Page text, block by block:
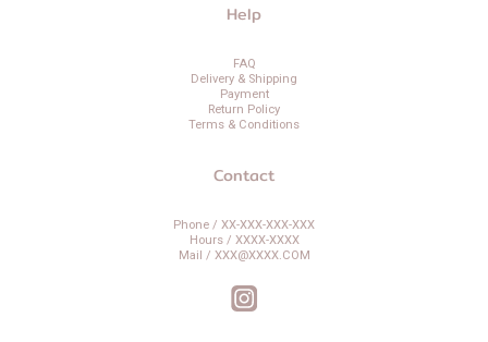
Help
FAQ
Delivery & Shipping
Payment
Return Policy
Terms & Conditions
Contact
Phone / XX-XXX-XXX-XXX
Hours / XXXX-XXXX
Mail / XXX@XXXX.COM